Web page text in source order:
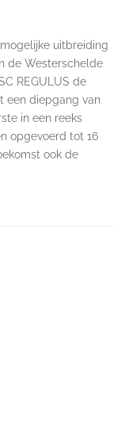
uitbreiding
de Westerschelde
REGULUS de
een diepgang van
in een reeks
opgevoerd tot 16
ook de